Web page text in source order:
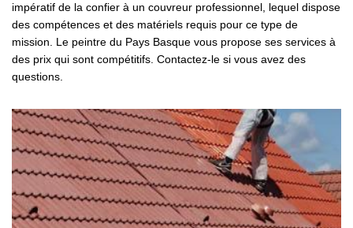
impératif de la confier à un couvreur professionnel, lequel dispose
des compétences et des matériels requis pour ce type de
mission. Le peintre du Pays Basque vous propose ses services à
des prix qui sont compétitifs. Contactez-le si vous avez des
questions.